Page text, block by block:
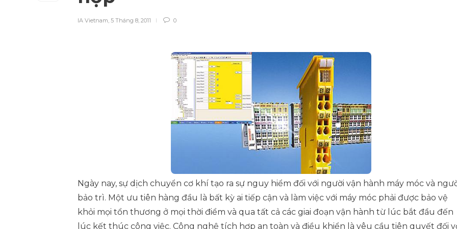
IA Vietnam, 5 Tháng 8, 2011 0
Ngày nay, sự dịch chuyển cơ khí tạo ra sự nguy hiểm đối với người vận hành máy móc và
bảo trì. Một ưu tiên hàng đầu là bất kỳ ai tiếp cận và làm việc với máy móc phải được bảo vệ
khỏi mọi tổn thương ở mọi thời điểm và qua tất cả các giai đoạn vận hành từ lúc bắt đầu đến
lúc kết thúc công việc. Công nghệ tích hợp an toàn và điều khiển là yêu cầu tiên quyết đối